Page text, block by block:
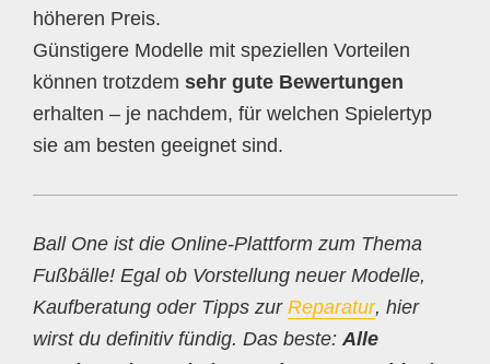
höheren Preis.
Günstigere Modelle mit speziellen Vorteilen
können trotzdem sehr gute Bewertungen
erhalten – je nachdem, für welchen Spielertyp
sie am besten geeignet sind.
Ball One ist die Online-Plattform zum Thema
Fußbälle! Egal ob Vorstellung neuer Modelle,
Kaufberatung oder Tipps zur Reparatur, hier
wirst du definitiv fündig. Das beste: Alle